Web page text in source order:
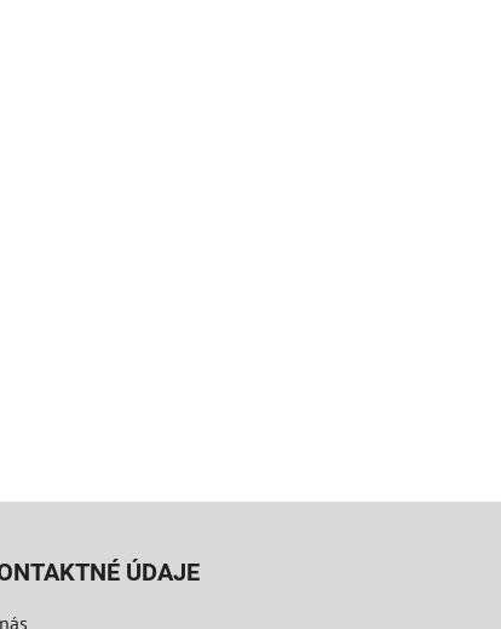
ÚDAJE